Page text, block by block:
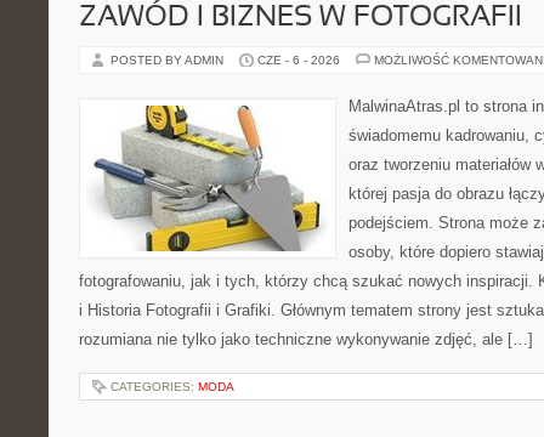
ZAWÓD I BIZNES W FOTOGRAFII
POSTED BY ADMIN CZE - 6 - 2026 MOŻLIWOŚĆ
MalwinaAtras.pl to strona
świadomemu kadrowaniu,
oraz tworzeniu materiałów
której pasja do obrazu
podejściem. Strona może
osoby, które dopiero
fotografowaniu, jak i tych, którzy chcą szukać nowych inspiracji.
i Historia Fotografii i Grafiki. Głównym tematem strony jest
rozumiana nie tylko jako techniczne wykonywanie zdjęć, ale […]
CATEGORIES: MODA